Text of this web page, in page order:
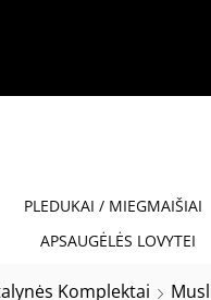
PLEDUKAI / MIEGMAIŠIAI
APSAUGĖLĖS LOVYTEI
Komplektai